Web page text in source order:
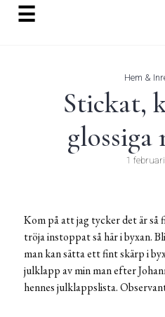
☰
Hem &
Stickat,
glossiga
1
Kom på att jag tycker det är så
tröja instoppat så här i byxan.
man kan sätta ett fint skärp i
julklapp av min man efter
hennes julklappslista.